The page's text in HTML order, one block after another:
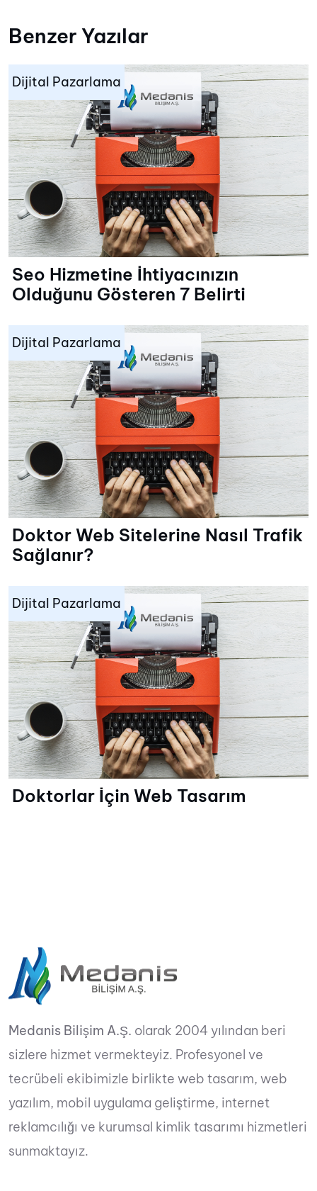
Benzer Yazılar
Dijital Pazarlama
Seo Hizmetine İhtiyacınızın
Olduğunu Gösteren 7 Belirti
Dijital Pazarlama
Doktor Web Sitelerine Nasıl Trafik
Sağlanır?
Dijital Pazarlama
Doktorlar İçin Web Tasarım
Medanis Bilişim A.Ş. olarak 2004 yılından beri
sizlere hizmet vermekteyiz. Profesyonel ve
tecrübeli ekibimizle birlikte web tasarım, web
yazılım, mobil uygulama geliştirme, internet
reklamcılığı ve kurumsal kimlik tasarımı hizmetleri
sunmaktayız.